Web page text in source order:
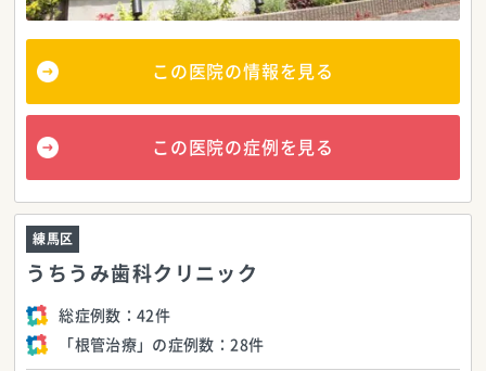
この医院の情報を見る
この医院の症例を見る
うちうみ歯科クリニック
練馬区
総症例数：42件
「根管治療」の症例数：28件